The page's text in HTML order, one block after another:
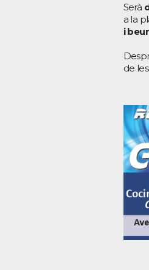
Serà
a la
i
de